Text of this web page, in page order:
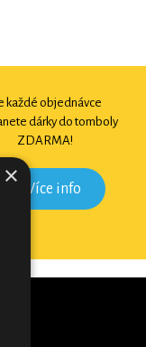
každé objednávce
dárky do tomboly
ZDARMA!
Více info
×